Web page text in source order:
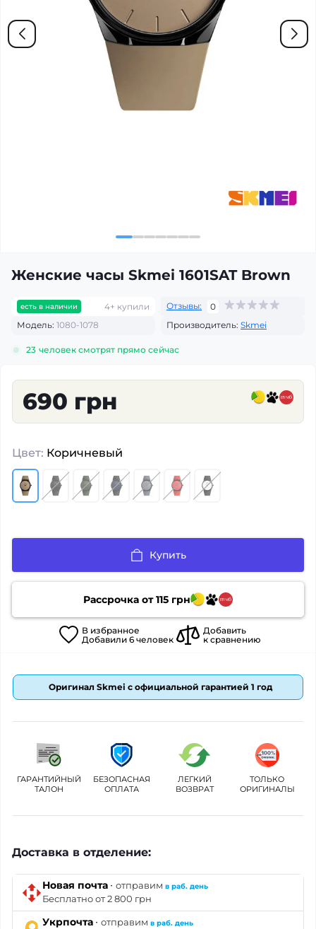
Женские часы Skmei 1601SAT Brown
есть в наличии 4+ купили Отзывы:
0
Модель: 1080-1078 Производитель: Skmei
23 человек смотрят прямо сейчас
690 грн
Цвет: Коричневый
Купить
Рассрочка от115 грн
В избранное
Добавили 6 человек
Добавить
к сравнению
Оригинал Skmei с официальной гарантией 1 год
ГАРАНТИЙНЫЙ
ТАЛОН
БЕЗОПАСНАЯ
ОПЛАТА
ЛЕГКИЙ
ВОЗВРАТ
ТОЛЬКО
ОРИГИНАЛЫ
Доставка в отделение:
Новая почта · отправим в раб. день
Бесплатно от 2 800 грн
Укрпочта · отправим в раб. день